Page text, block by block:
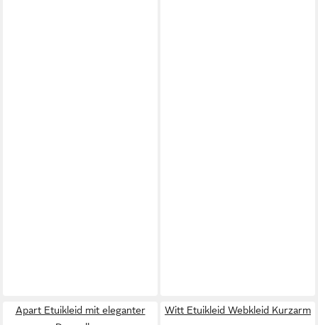
Apart Etuikleid mit eleganter
Witt Etuikleid Webkleid Kurzarm